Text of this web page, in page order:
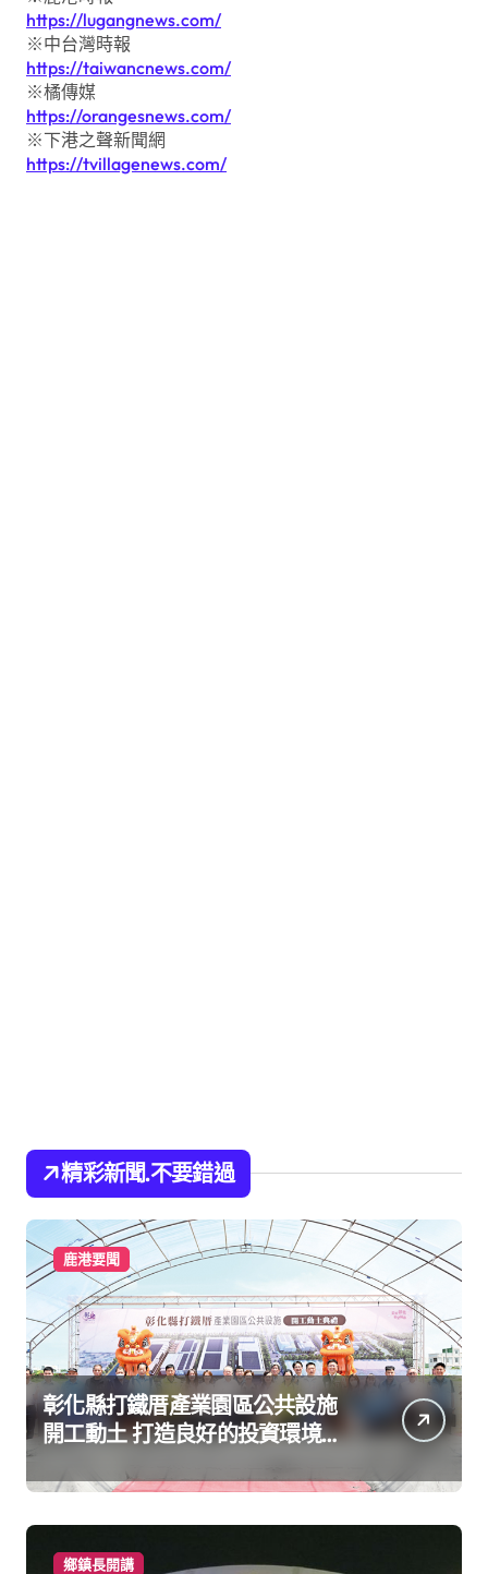
https://lugangnews.com/
※中台灣時報
https://taiwancnews.com/
※橘傳媒
https://orangesnews.com/
※下港之聲新聞網
https://tvillagenews.com/
精彩新聞.不要錯過
鹿港要聞
彰化縣打鐵厝產業園區公共設施
開工動土 打造良好的投資環境讓
鄉鎮長開講